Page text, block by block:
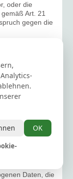
oder die
Art. 21
gegen die
rechtlichen
Unionsrecht
Daten wurden
Dienste der
gemäß Art. 8
Gründe
Daten, die
OK